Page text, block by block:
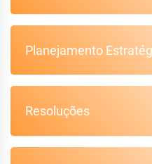
Planejamento
Resoluções